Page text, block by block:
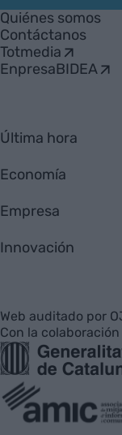
Empresa
Quiénes somos
Contáctanos
Totmedia
EnpresaBIDEA
Última hora
Economía
Empresa
Innovación
Web auditado por
Con la colaboración